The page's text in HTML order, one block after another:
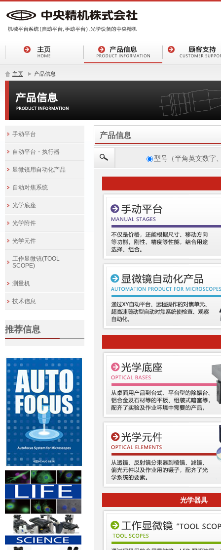
主页 产品信息
产品信息
型号（半角英文数字
光学器具
手动平台
自动平台・执行器
显微镜用自动化产品
自动对焦系统
光学底座
光学附件
光学元件
工作显微镜(TOOL
SCOPE)
测量机
技术信息
推荐信息